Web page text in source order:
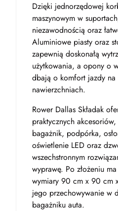
Dzięki jednorzędowej
maszynowym w
niezawodnością oraz
Aluminiowe piasty oraz
zapewnią doskonałą
użytkowania, a opony o
dbają o komfort jazdy na
nawierzchniach.
Rower Dallas Składak
praktycznych
bagażnik, podpórka,
oświetlenie LED oraz
wszechstronnym
wyprawę. Po złożeniu
wymiary 90 cm x 90 cm
jego przechowywanie w
bagażniku auta.